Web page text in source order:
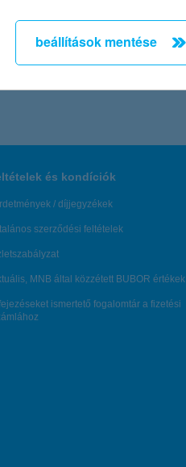
és kondíciók
/ díjjegyzékek
szerződési feltételek
MNB által közzétett BUBOR értékek
ismertető fogalomtár a fizetési
beállítások mentése